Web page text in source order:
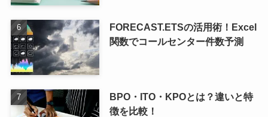
FORECAST.ETSの活用術！Excel
関数でコールセンター件数予測
BPO・ITO・KPOとは？違いと特
徴を比較！